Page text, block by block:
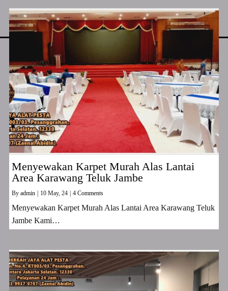
Menyewakan Karpet Murah Alas Lantai
Area Karawang Teluk Jambe
By admin 10 May, 24 4 Comments
Menyewakan Karpet Murah Alas Lantai Area Karawang Teluk
Jambe Kami…